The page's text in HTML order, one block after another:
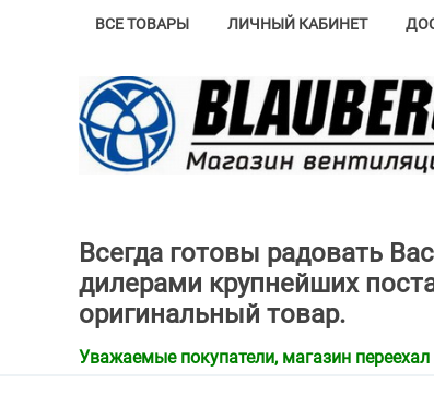
ВСЕ ТОВАРЫ ЛИЧНЫЙ КАБИНЕТ
Всегда готовы радовать
дилерами крупнейших
оригинальный товар.
Уважаемые покупатели, магазин